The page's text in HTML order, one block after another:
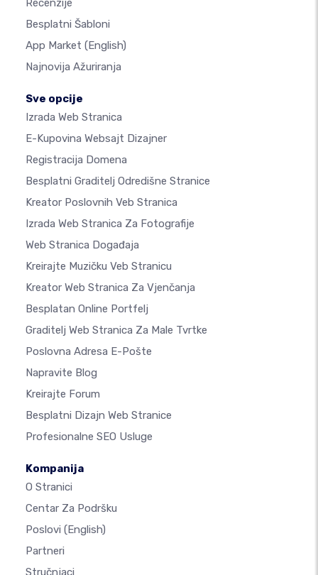
Recenzije
Besplatni Šabloni
App Market (English)
Najnovija Ažuriranja
Sve opcije
Izrada Web Stranica
E-Kupovina Websajt Dizajner
Registracija Domena
Besplatni Graditelj Odredišne Stranice
Kreator Poslovnih Veb Stranica
Izrada Web Stranica Za Fotografije
Web Stranica Događaja
Kreirajte Muzičku Veb Stranicu
Kreator Web Stranica Za Vjenčanja
Besplatan Online Portfelj
Graditelj Web Stranica Za Male Tvrtke
Poslovna Adresa E-Pošte
Napravite Blog
Kreirajte Forum
Besplatni Dizajn Web Stranice
Profesionalne SEO Usluge
Kompanija
O Stranici
Centar Za Podršku
Poslovi (English)
Partneri
Stručnjaci